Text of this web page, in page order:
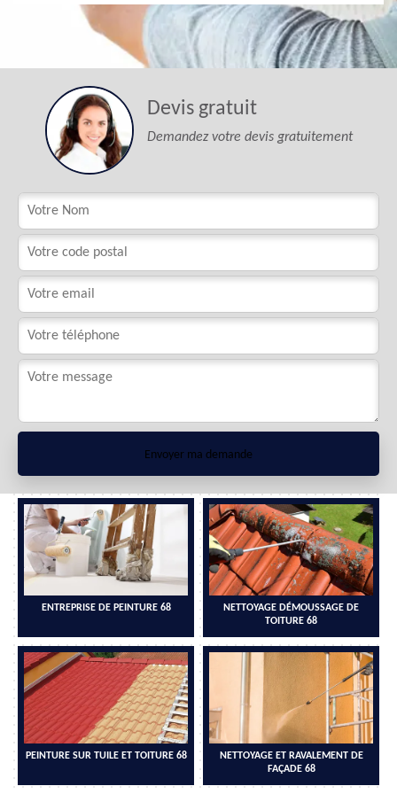
Devis gratuit
Demandez votre devis gratuitement
ENTREPRISE DE PEINTURE 68
NETTOYAGE DÉMOUSSAGE DE
TOITURE 68
PEINTURE SUR TUILE ET TOITURE 68
NETTOYAGE ET RAVALEMENT DE
FAÇADE 68